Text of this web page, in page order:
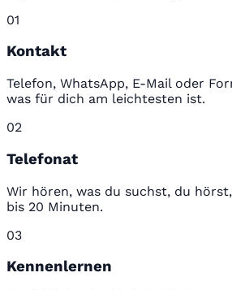
01
Kontakt
Telefon, WhatsApp, E-Mail oder
was für dich am leichtesten ist.
02
Telefonat
Wir hören, was du suchst, du
bis 20 Minuten.
03
Kennenlernen